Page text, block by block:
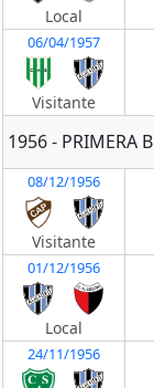
Local
06/04/1957
Visitante
1956 - PRIMERA B
08/12/1956
Visitante
01/12/1956
Local
24/11/1956